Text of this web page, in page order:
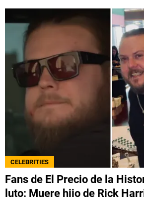
CELEBRITIES
Fans de El Precio de la
luto: Muere hijo de Rick